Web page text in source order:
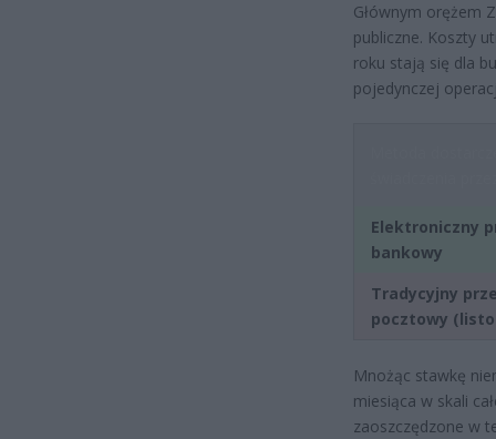
Głównym orężem
publiczne. Koszty
roku stają się dla
pojedynczej
Elektroniczny
bankowy
Tradycyjny
pocztowy
Mnożąc stawkę
miesiąca w skali
zaoszczędzone w